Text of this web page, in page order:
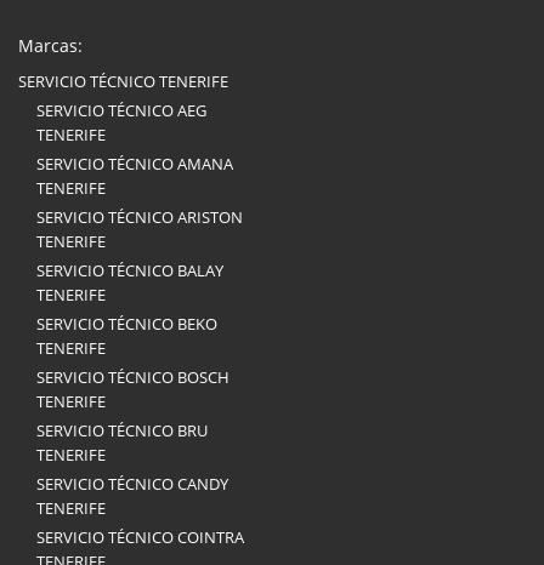
Marcas:
SERVICIO TÉCNICO TENERIFE
SERVICIO TÉCNICO AEG
TENERIFE
SERVICIO TÉCNICO AMANA
TENERIFE
SERVICIO TÉCNICO ARISTON
TENERIFE
SERVICIO TÉCNICO BALAY
TENERIFE
SERVICIO TÉCNICO BEKO
TENERIFE
SERVICIO TÉCNICO BOSCH
TENERIFE
SERVICIO TÉCNICO BRU
TENERIFE
SERVICIO TÉCNICO CANDY
TENERIFE
SERVICIO TÉCNICO COINTRA